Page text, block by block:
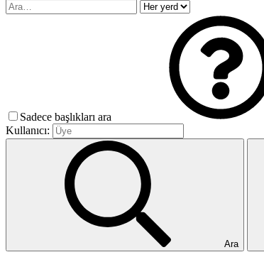
Sadece başlıkları ara
Kullanıcı:
Ara